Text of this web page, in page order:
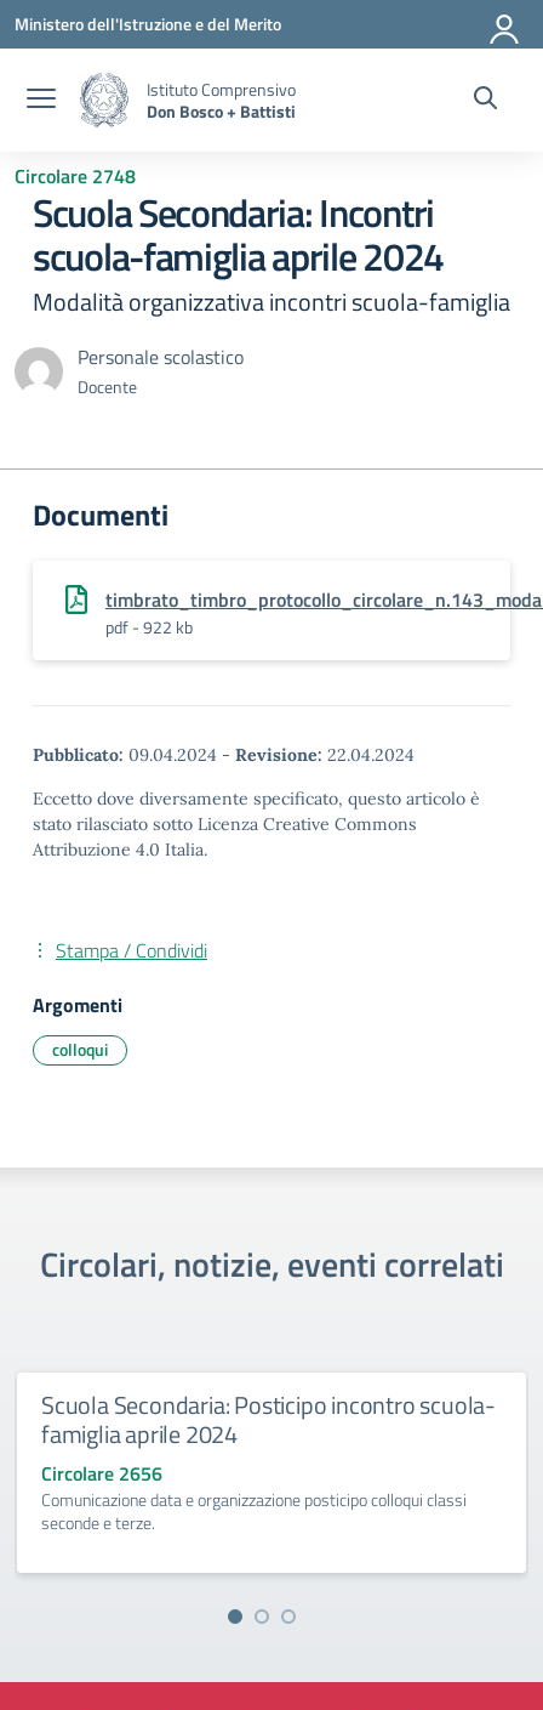
Vai ai contenuti
Vai al menu di navigazione
Vai al footer
Ministero dell'Istruzione e del Merito
Istituto Comprensivo
Don Bosco + Battisti
Circolare 2748
Scuola Secondaria: Incontri
scuola-famiglia aprile 2024
Modalità organizzativa incontri scuola-famiglia
Personale scolastico
Docente
Documenti
pdf - 922 kb
Pubblicato: 09.04.2024 - Revisione: 22.04.2024
Eccetto dove diversamente specificato, questo articolo è
stato rilasciato sotto Licenza Creative Commons
Attribuzione 4.0 Italia.
Stampa / Condividi
Argomenti
colloqui
Circolari, notizie, eventi correlati
Scuola Secondaria: Posticipo incontro scuola-
famiglia aprile 2024
Circolare 2656
Comunicazione data e organizzazione posticipo colloqui classi
seconde e terze.